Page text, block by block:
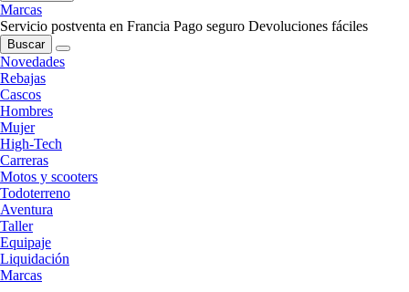
Marcas
Servicio postventa en Francia Pago seguro Devoluciones fáciles
Buscar
Novedades
Rebajas
Cascos
Hombres
Mujer
High-Tech
Carreras
Motos y scooters
Todoterreno
Aventura
Taller
Equipaje
Liquidación
Marcas